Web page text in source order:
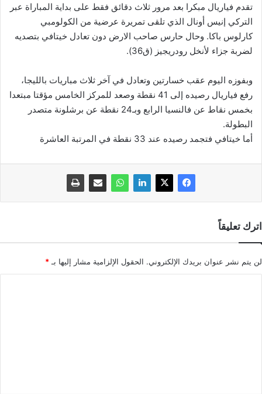
تقدم فياريال مبكرا بعد مرور ثلاث دقائق فقط على بداية المباراة عبر
التركي إنيس أونال الذي تلقى تمريرة عرضية من الكولومبي
كارلوس باكا. وحال حارس صاحب الارض دون تعادل خيتافي بتصديه
لضربة جزاء لأنخل رودريجيز (ق36).
وبفوزه اليوم عقب خسارتين وتعادل في آخر ثلاث مباريات بالليجا،
رفع فياريال رصيده إلى 41 نقطة وصعد للمركز الخامس مؤقتا مبتعدا
بخمس نقاط عن فالنسيا الرابع وبـ24 نقطة عن برشلونة متصدر
البطولة.
أما خيتافي فتجمد رصيده عند 33 نقطة في المرتبة العاشرة
اترك تعليقاً
لن يتم نشر عنوان بريدك الإلكتروني. الحقول الإلزامية مشار إليها بـ *